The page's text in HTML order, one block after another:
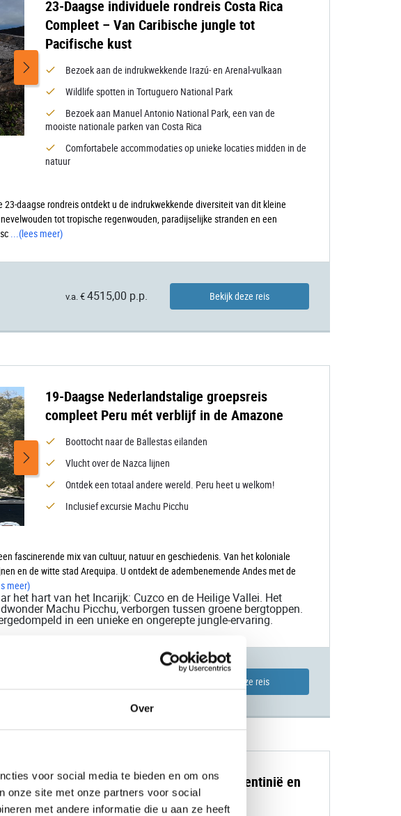
Over
voor social media te bieden en om ons
onze site met onze partners voor social
met andere informatie die u aan ze heeft
23-Daagse individuele rondreis Costa Rica
Compleet – Van Caribische jungle tot
Pacifische kust
Bezoek aan de indrukwekkende Irazú- en Arenal-vulkaan
Wildlife spotten in Tortuguero National Park
Bezoek aan Manuel Antonio National Park, een van de
mooiste nationale parken van Costa Rica
Comfortabele accommodaties op unieke locaties midden in de
natuur
daagse rondreis ontdekt u de indrukwekkende diversiteit van dit kleine
tot tropische regenwouden, paradijselijke stranden en een
...(lees meer)
v.a. € 4515,00 p.p. Bekijk deze reis
19-Daagse Nederlandstalige groepsreis
compleet Peru mét verblijf in de Amazone
Boottocht naar de Ballestas eilanden
Vlucht over de Nazca lijnen
Ontdek een totaal andere wereld. Peru heet u welkom!
Inclusief excursie Machu Picchu
fascinerende mix van cultuur, natuur en geschiedenis. Van het koloniale
en de witte stad Arequipa. U ontdekt de adembenemende Andes met de
meer)
het hart van het Incarijk: Cuzco en de Heilige Vallei. Het
Machu Picchu, verborgen tussen groene bergtoppen.
in een unieke en ongerepte jungle-ervaring.
Bekijk deze reis
30-Daagse individuele rondreis Argentinië en
Chili